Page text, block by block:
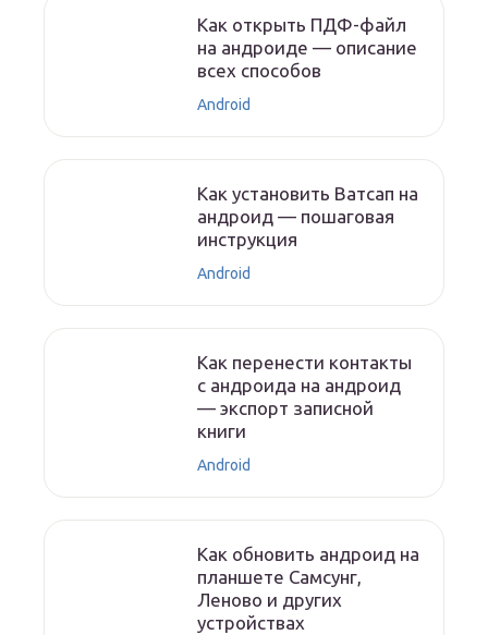
Как открыть ПДФ-файл
на андроиде — описание
всех способов
Android
Как установить Ватсап на
андроид — пошаговая
инструкция
Android
Как перенести контакты
с андроида на андроид
— экспорт записной
книги
Android
Как обновить андроид на
планшете Самсунг,
Леново и других
устройствах